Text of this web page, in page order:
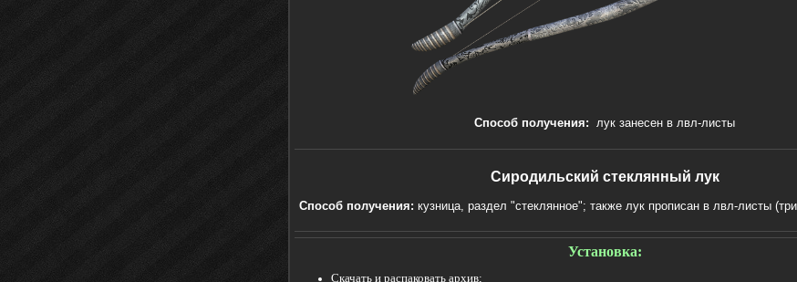
Способ получения: лук занесен в лвл-листы
Сиродильский стеклянный лук
Способ получения: кузница, раздел "стеклянное"; также лук прописан в лвл-листы
Установка:
Скачать и распаковать архив;